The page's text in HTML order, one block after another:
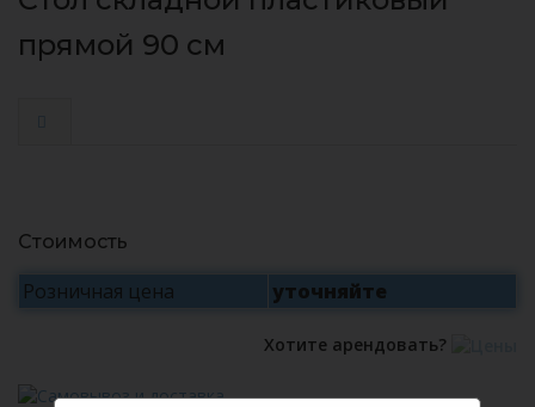
прямой 90 см
Стоимость
Розничная цена уточняйте
Хотите арендовать?